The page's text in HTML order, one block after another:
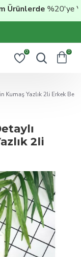
Ürünlerde%20'ye
0 0
Yazlık 2li Erkek Be
2li